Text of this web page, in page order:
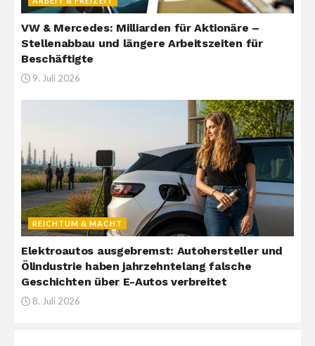
VW & Mercedes: Milliarden für Aktionäre –
Stellenabbau und längere Arbeitszeiten für
Beschäftigte
9. Juli 2026
REICHTUM & MACHT
Elektroautos ausgebremst: Autohersteller und
Ölindustrie haben jahrzehntelang falsche
Geschichten über E-Autos verbreitet
8. Juli 2026